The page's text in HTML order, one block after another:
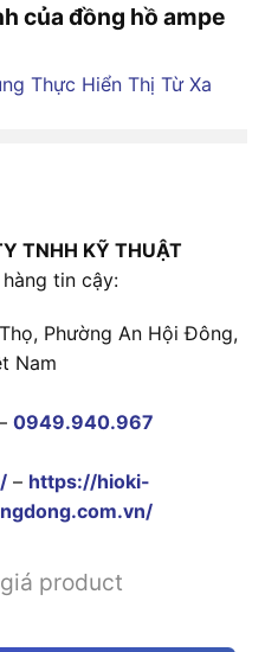
của đồng hồ ampe
TNHH KỸ THUẬT
tin cậy:
Phường An Hội Đông,
Nam
0949.940.967
– https://hioki-
product